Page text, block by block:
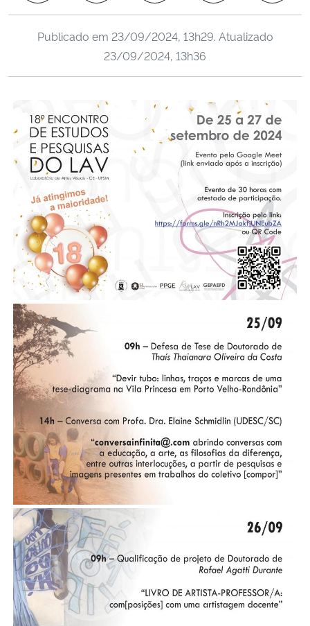
Ministério da Ciência, Tecnologia, Inovações e Comunicações
Ministério do Meio Ambiente
Ministério do Turismo
Ministério do Desenvolvimento Regional
Controladoria-Geral da União
Ministério da Mulher, da Família e dos Direitos Humanos
Secretaria-Geral
Secretaria de Governo
Gabinete de Segurança Institucional
Advocacia-Geral da União
Banco Central do Brasil
Planalto
Publicado em 23/09/2024, 13h29. Atualizado
23/09/2024, 13h36